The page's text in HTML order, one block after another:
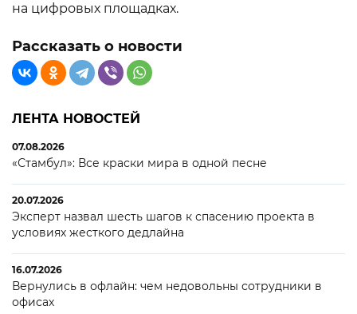
на цифровых площадках.
Рассказать о новости
ЛЕНТА НОВОСТЕЙ
07.08.2026
«Стамбул»: Все краски мира в одной песне
20.07.2026
Эксперт назвал шесть шагов к спасению проекта в
условиях жесткого дедлайна
16.07.2026
Вернулись в офлайн: чем недовольны сотрудники в
офисах